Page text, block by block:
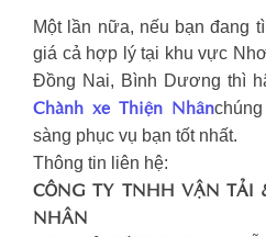
Một lần nữa, nếu bạn đang
giá cả hợp lý tại khu vực
Đồng Nai, Bình Dương thì
Chành xe Thiện Nhân
sàng phục vụ bạn tốt nhất.
Thông tin liên hệ:
CÔNG TY TNHH VẬN TẢI
NHÂN